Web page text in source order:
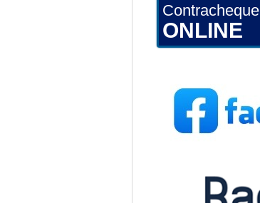
Contracheque
ONLINE